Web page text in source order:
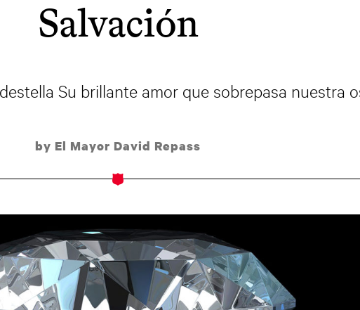
Salvación
Su brillante amor que sobrepasa nuestra
by El Mayor David Repass